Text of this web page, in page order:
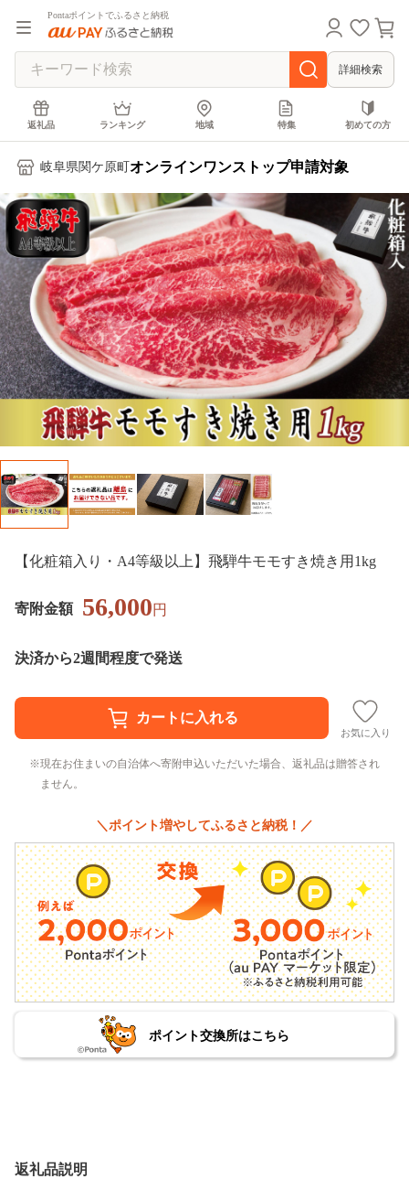
Pontaポイントでふるさと納税
詳細検索
返礼品 ランキング 地域 特集 初めての方
岐阜県関ケ原町 オンラインワンストップ申請対象
【化粧箱入り・A4等級以上】飛騨牛モモすき焼き用1kg
寄附金額 56,000円
決済から2週間程度で発送
お気に入り
現在お住まいの自治体へ寄附申込いただいた場合、返礼品は贈答され
ません。
＼ポイント増やしてふるさと納税！／
ポイント交換所はこちら
返礼品説明